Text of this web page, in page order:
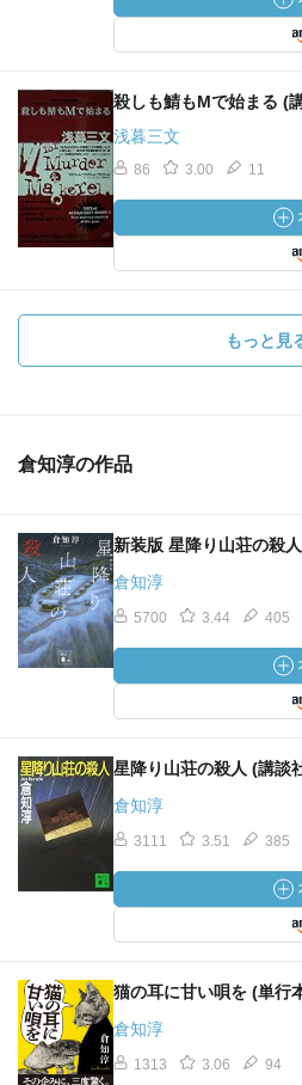
殺しも鯖もMで始まる (
浅暮三文
86 3.00 11
もっと見
倉知淳の作品
新装版 星降り山荘の殺
倉知淳
5700 3.44 405
星降り山荘の殺人 (講談
倉知淳
3111 3.51 385
猫の耳に甘い唄を (単行
倉知淳
1313 3.06 94